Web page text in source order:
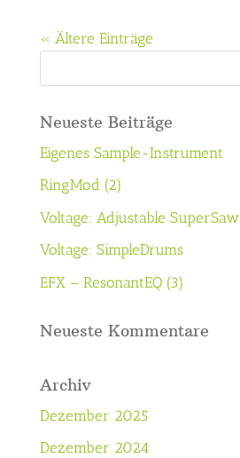
« Ältere Einträge
Neueste Beiträge
Eigenes Sample-Instrument
RingMod (2)
Voltage: Adjustable SuperSaw
Voltage: SimpleDrums
EFX – ResonantEQ (3)
Neueste Kommentare
Archiv
Dezember 2025
Dezember 2024